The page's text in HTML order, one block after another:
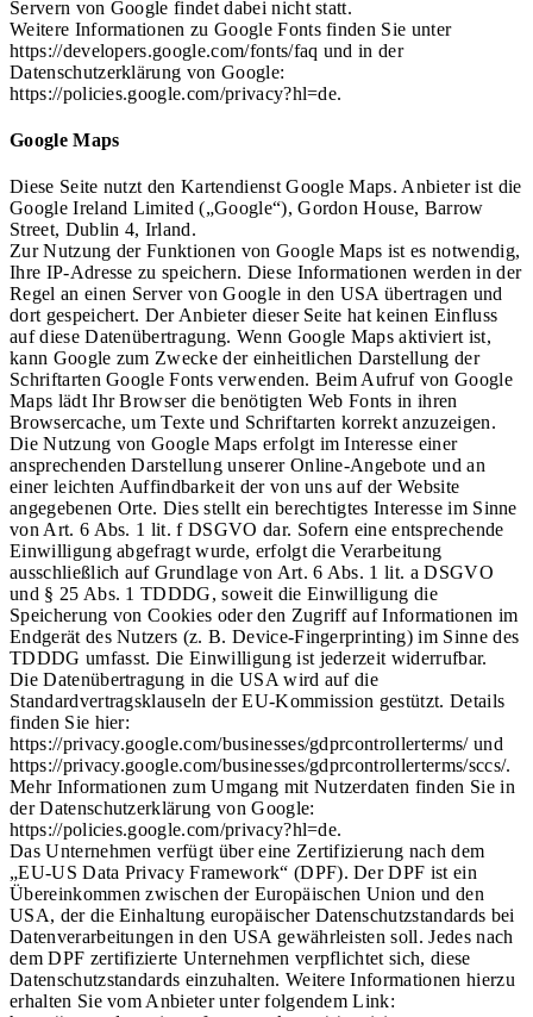
Servern von Google findet dabei nicht statt.
Weitere Informationen zu Google Fonts finden Sie unter
https://developers.google.com/fonts/faq und in der
Datenschutzerklärung von Google:
https://policies.google.com/privacy?hl=de.
Google Maps
Diese Seite nutzt den Kartendienst Google Maps. Anbieter ist die
Google Ireland Limited („Google“), Gordon House, Barrow
Street, Dublin 4, Irland.
Zur Nutzung der Funktionen von Google Maps ist es notwendig,
Ihre IP-Adresse zu speichern. Diese Informationen werden in der
Regel an einen Server von Google in den USA übertragen und
dort gespeichert. Der Anbieter dieser Seite hat keinen Einfluss
auf diese Datenübertragung. Wenn Google Maps aktiviert ist,
kann Google zum Zwecke der einheitlichen Darstellung der
Schriftarten Google Fonts verwenden. Beim Aufruf von Google
Maps lädt Ihr Browser die benötigten Web Fonts in ihren
Browsercache, um Texte und Schriftarten korrekt anzuzeigen.
Die Nutzung von Google Maps erfolgt im Interesse einer
ansprechenden Darstellung unserer Online-Angebote und an
einer leichten Auffindbarkeit der von uns auf der Website
angegebenen Orte. Dies stellt ein berechtigtes Interesse im Sinne
von Art. 6 Abs. 1 lit. f DSGVO dar. Sofern eine entsprechende
Einwilligung abgefragt wurde, erfolgt die Verarbeitung
ausschließlich auf Grundlage von Art. 6 Abs. 1 lit. a DSGVO
und § 25 Abs. 1 TDDDG, soweit die Einwilligung die
Speicherung von Cookies oder den Zugriff auf Informationen im
Endgerät des Nutzers (z. B. Device-Fingerprinting) im Sinne des
TDDDG umfasst. Die Einwilligung ist jederzeit widerrufbar.
Die Datenübertragung in die USA wird auf die
Standardvertragsklauseln der EU-Kommission gestützt. Details
finden Sie hier:
https://privacy.google.com/businesses/gdprcontrollerterms/ und
https://privacy.google.com/businesses/gdprcontrollerterms/sccs/.
Mehr Informationen zum Umgang mit Nutzerdaten finden Sie in
der Datenschutzerklärung von Google:
https://policies.google.com/privacy?hl=de.
Das Unternehmen verfügt über eine Zertifizierung nach dem
„EU-US Data Privacy Framework“ (DPF). Der DPF ist ein
Übereinkommen zwischen der Europäischen Union und den
USA, der die Einhaltung europäischer Datenschutzstandards bei
Datenverarbeitungen in den USA gewährleisten soll. Jedes nach
dem DPF zertifizierte Unternehmen verpflichtet sich, diese
Datenschutzstandards einzuhalten. Weitere Informationen hierzu
erhalten Sie vom Anbieter unter folgendem Link: